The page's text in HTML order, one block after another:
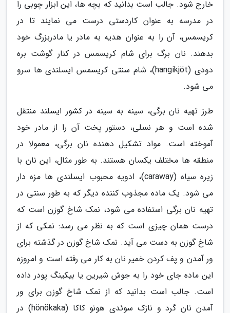
خارج شود. جالب است بدانید که بچه ها، این ابزار چوبی را
در مدرسه به عنوان کاردستی درست می نمایند تا در
کریسمس، آن را به عنوان هدیه به مادر یا مادربزرگ خود
بدهند. نان برگ برای شام کریسمس در کنار گوشت بره
دودی (hangikjöt)، شام سنتی کریسمس ایسلندی ها سرو
می شود.
طرز تهیه نان برگی، سینه به سینه در کشور ایسلند منتقل
شده است و هر نسلی، دستور پخت آن را از مادر خود
آموخته است. مواد تشکیل دهنده نان برگی، معمولا در
منطقه ها مختلف یکسان هستند. به طور مثال، این نان با
زیره سیاه (caraway)، ادویه محبوب ایسلندی ها مزه دار
می شود. یک ماده مجذوب کننده دیگر که به طور سنتی در
تهیه نان برگی استفاده می شود، نمک شاخ گوزن است که
درست همان چیزی است که به نظر می رسد: نمکی که از
شاخ گوزن به دست می آید. نمک شاخ گوزن در گذشته برای
ور آمدن و پف کردن خمیر نان به کار می رفته است و امروزه
این ماده جای خود را به جوش شیرین یا بیکینگ پودر داده
است. جالب است بدانید که از نمک شاخ گوزن برای ور
آمدن نان گرد و نازک سوئدی هونو کاکا (hönökaka) در